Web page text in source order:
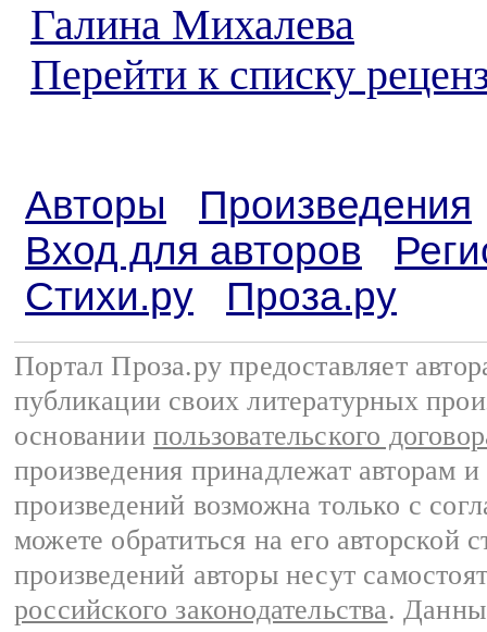
Галина Михалева
Перейти к списку
Авторы
Произведения
Вход для авторов
Стихи.ру
Проза.ру
Портал Проза.ру предоставляет
публикации своих литературных
основании пользовательского
произведения принадлежат авторам
произведений возможна только с
можете обратиться на его авторской
произведений авторы несут
российского законодательства.